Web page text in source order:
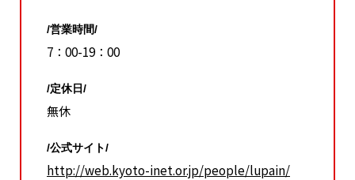
/営業時間/
7：00-19：00
/定休日/
無休
/公式サイト/
http://web.kyoto-inet.or.jp/people/lupain/